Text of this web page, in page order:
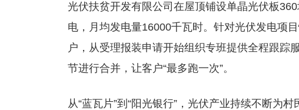
光伏扶贫开发有限公司在屋顶铺设单晶光伏板
电，月均发电量16000千瓦时。针对光伏发电项
户，从受理报装申请开始组织专班提供全程跟踪
节进行合并，让客户“最多跑一次”。
从“蓝瓦片”到“阳光银行”，光伏产业持续不断为